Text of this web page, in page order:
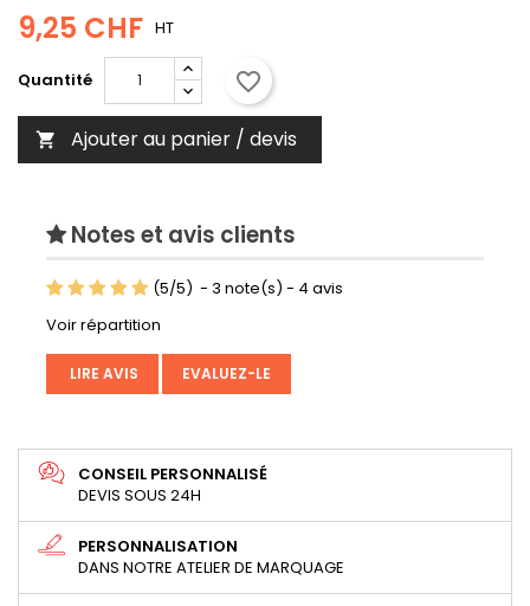
9,25 CHF HT
Quantité favorite_border
 Ajouter au panier / devis
Notes et avis clients
(5/5) - 3 note(s) - 4 avis
Voir répartition
LIRE AVIS EVALUEZ-LE
CONSEIL PERSONNALISÉ
DEVIS SOUS 24H
PERSONNALISATION
DANS NOTRE ATELIER DE MARQUAGE